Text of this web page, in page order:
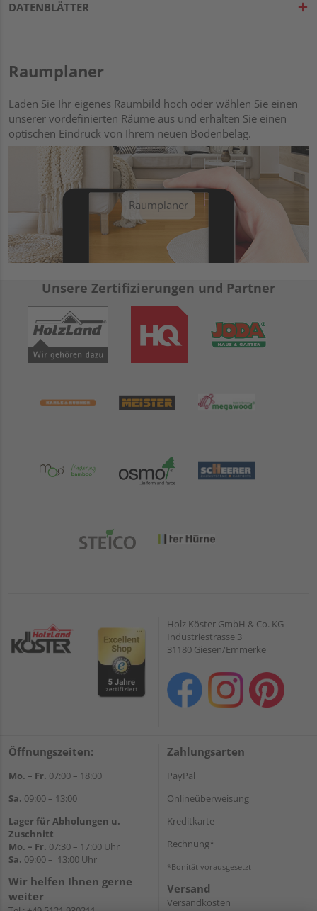
DATENBLÄTTER
Raumplaner
Laden Sie Ihr eigenes Raumbild hoch oder wählen Sie einen
unserer vordefinierten Räume aus und erhalten Sie einen
optischen Eindruck von Ihrem neuen Bodenbelag.
Raumplaner
Unsere Zertifizierungen und Partner
Holz Köster GmbH & Co. KG
Industriestrasse 3
31180 Giesen/Emmerke
Öffnungszeiten:
Mo. – Fr. 07:00 – 18:00
Sa. 09:00 – 13:00
Lager für Abholungen u.
Zuschnitt
Mo. – Fr. 07:30 – 17:00 Uhr
Sa. 09:00 – 13:00 Uhr
Wir helfen Ihnen gerne
weiter
Zahlungsarten
PayPal
Onlineüberweisung
Kreditkarte
Rechnung*
*Bonität vorausgesetzt
Versand
Versandkosten